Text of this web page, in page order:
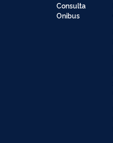
Consulta
Onibus